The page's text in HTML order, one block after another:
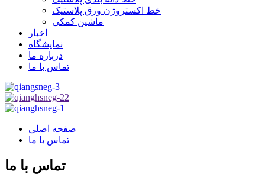
خط اکستروژن ورق پلاستیک
ماشین کمکی
اخبار
نمایشگاه
درباره ما
تماس با ما
صفحه اصلی
تماس با ما
تماس با ما